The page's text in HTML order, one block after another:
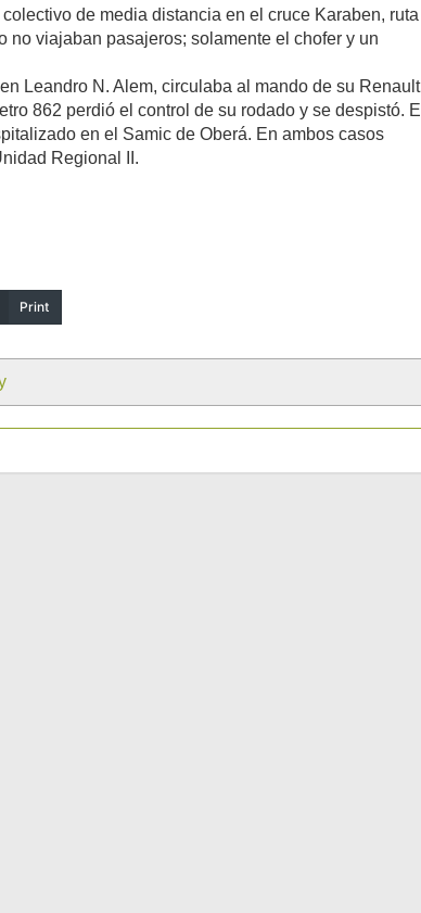
de media distancia en el cruce Karaben, ruta
viajaban pasajeros; solamente el chofer y un
Leandro N. Alem, circulaba al mando de su Renault
862 perdió el control de su rodado y se despistó. El
en el Samic de Oberá. En ambos casos
Regional II.
Print